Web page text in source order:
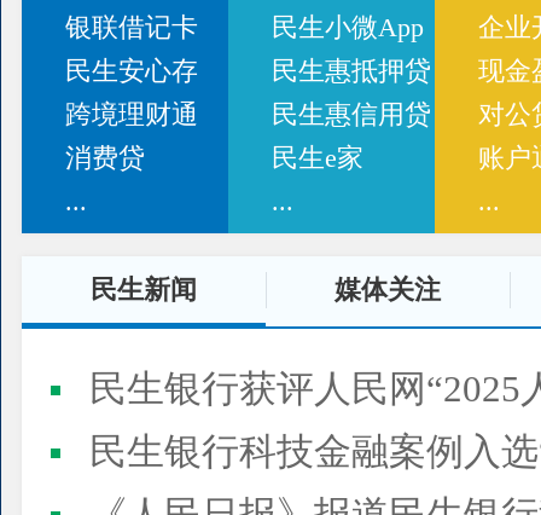
银联借记卡
民生安心存
跨境理财通
消费贷
...
民生小微App
民生惠抵押贷
民生惠信用贷
民生e家
...
企业
现金
对公
账户
...
民生新闻 媒体关注
民生银行获评人民网“2025
民生银行科技金融案例入选“2025人民